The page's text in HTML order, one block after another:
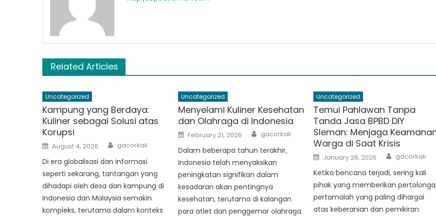
Related Articles
Uncategorized
Kampung yang Berdaya:
Kuliner sebagai Solusi atas
Korupsi
Posted
on
August 4, 2026 Author
gacorkali
Di era globalisasi dan informasi
seperti sekarang, tantangan yang
dihadapi oleh desa dan kampung di
Indonesia dan Malaysia semakin
kompleks, terutama dalam konteks
Uncategorized
Menyelami Kuliner Kesehatan
dan Olahraga di Indonesia
Posted
on
February 21, 2026 Author
gacorkali
Dalam beberapa tahun terakhir,
Indonesia telah menyaksikan
peningkatan signifikan dalam
kesadaran akan pentingnya
kesehatan, terutama di kalangan
para atlet dan penggemar olahraga.
Uncategorized
Temui Pahlawan Tanpa
Tanda Jasa BPBD DIY
Sleman: Menjaga
Warga di Saat Krisis
Posted
on
January 26, 2026 Author
gacorkali
Ketika bencana terjadi, sering kali
pihak yang memberikan
pertamalah yang paling dihargai
atas keberanian dan pemikiran